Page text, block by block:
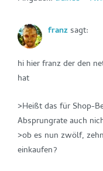
franzsagt:
hi hier franz der den
hat
>Heißt das für Shop-
Absprungrate auch
>ob es nun zwölf,
einkaufen?